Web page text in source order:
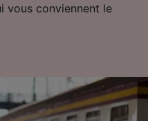
vous conviennent le